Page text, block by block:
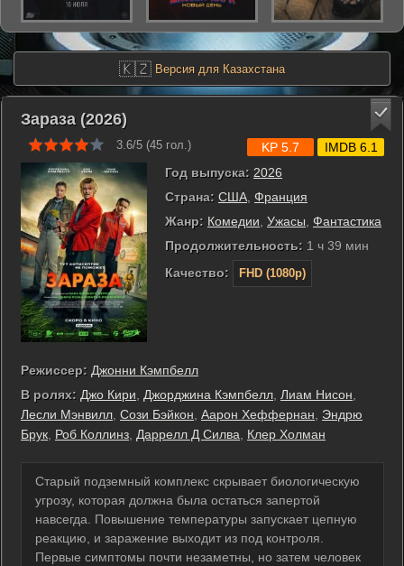
🇰🇿 Версия для Казахстана
Зараза (2026)
3.6/5 (45 гол.)
Год выпуска: 2026
Страна: США Франция
Жанр: Комедии Ужасы Фантастика
Продолжительность: 1 ч 39 мин
Качество:
FHD (1080p)
KP 5.7 IMDB 6.1
Режиссер: Джонни Кэмпбелл
В ролях: Джо Кири Джорджина Кэмпбелл Лиам Нисон
Лесли Мэнвилл Сози Бэйкон Аарон Хеффернан
Эндрю
Брук Роб Коллинз Даррелл Д Силва Клер Холман
Старый подземный комплекс скрывает биологическую
угрозу, которая должна была остаться запертой
навсегда. Повышение температуры запускает цепную
реакцию, и заражение выходит из под контроля.
Первые симптомы почти незаметны, но затем человек